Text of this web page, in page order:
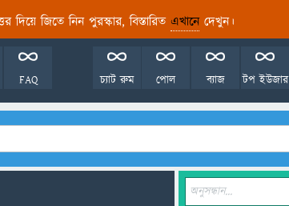
দিয়ে জিতে নিন পুরস্কার, বিস্তারিত এখানেদেখুন।
FAQ টপ ইউজার
ব্যাজ
পোল
চ্যাট রুম